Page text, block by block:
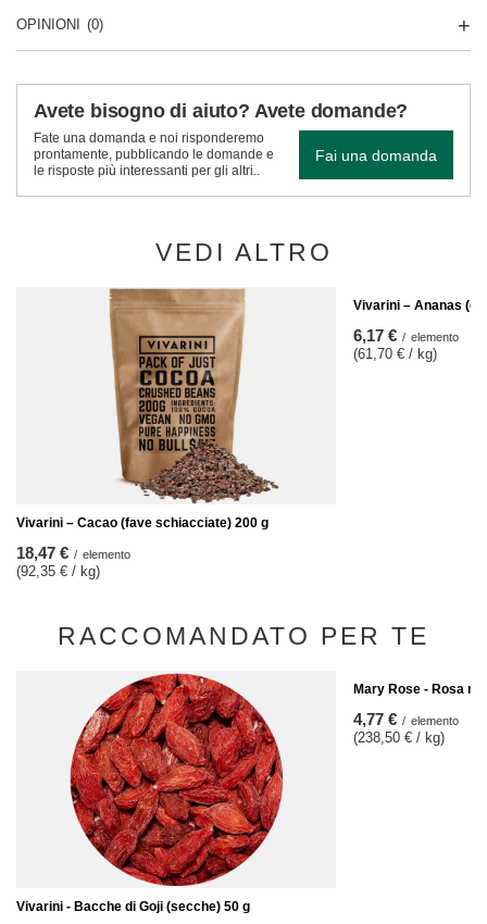
OPINIONI (0)
Avete bisogno di aiuto? Avete domande?
Fate una domanda e noi risponderemo
prontamente, pubblicando le domande e
le risposte più interessanti per gli altri..
Fai una domanda
VEDI ALTRO
Vivarini – Cacao (fave schiacciate) 200 g
18,47 € / elemento
(92,35 € / kg)
Vivarini – Ananas
6,17 € / elemento
(61,70 € / kg)
RACCOMANDATO PER TE
Vivarini - Bacche di Goji (secche) 50 g
Mary Rose - Rosa
4,77 € / elemento
(238,50 € / kg)